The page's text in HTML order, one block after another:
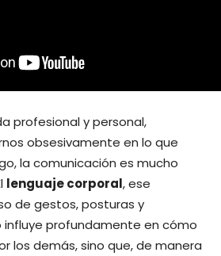
profesional y personal,
obsesivamente en lo que
la comunicación es mucho
lenguaje corporal, ese
de gestos, posturas y
influye profundamente en cómo
los demás, sino que, de manera